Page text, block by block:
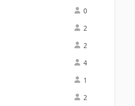
0
2
2
4
1
2